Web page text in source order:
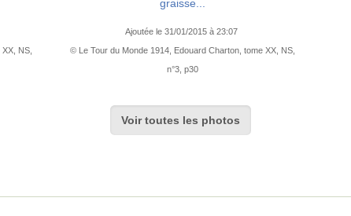
NS,
graisse...
Ajoutée le 31/01/2015 à 23:07
© Le Tour du Monde 1914, Edouard Charton, tome XX, NS,
n°3, p30
Voir toutes les photos